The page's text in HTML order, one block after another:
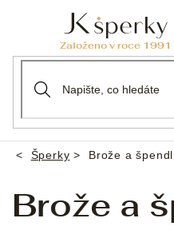
Domů
Šperky Brože a
Brože a